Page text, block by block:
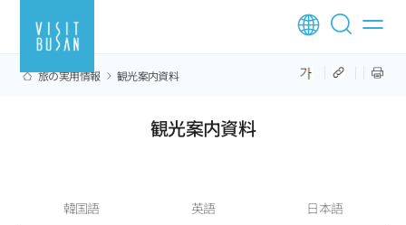
旅の実用情報 観光案内資料
観光案内資料
韓国語 英語 日本語